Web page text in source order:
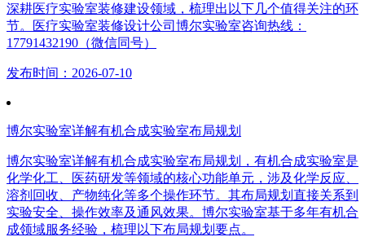
深耕医疗实验室装修建设领域，梳理出以下几个值得关注的环
节。医疗实验室装修设计公司博尔实验室咨询热线：
17791432190（微信同号）
发布时间：2026-07-10
博尔实验室详解有机合成实验室布局规划
博尔实验室详解有机合成实验室布局规划，有机合成实验室是
化学化工、医药研发等领域的核心功能单元，涉及化学反应、
溶剂回收、产物纯化等多个操作环节。其布局规划直接关系到
实验安全、操作效率及通风效果。博尔实验室基于多年有机合
成领域服务经验，梳理以下布局规划要点。